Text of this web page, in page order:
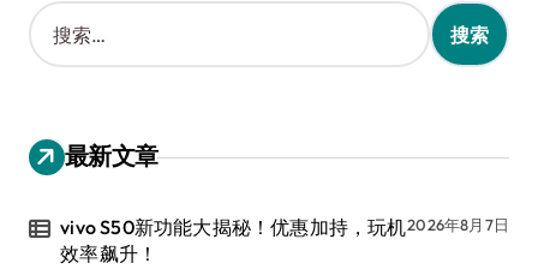
搜
索
：
最新文章
vivo S50新功能大揭秘！优惠加持，玩机
效率飙升！
2026年8月7日